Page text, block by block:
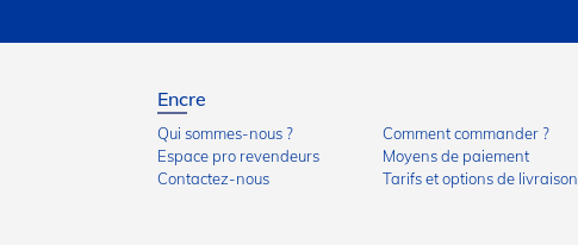
Encre
Qui sommes-nous ?
Espace pro revendeurs
Contactez-nous
Comment commander ?
Moyens de paiement
Tarifs et options de livraison